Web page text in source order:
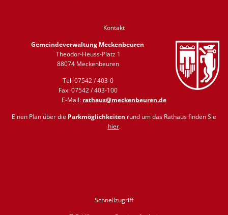
Kontakt
Gemeindeverwaltung Meckenbeuren
Theodor-Heuss-Platz 1
88074 Meckenbeuren
Tel: 07542 / 403-0
Fax: 07542 / 403-100
E-Mail: rathaus@meckenbeuren.de
Einen Plan über die Parkmöglichkeiten rund um das Rathaus finden Sie
hier.
Schnellzugriff